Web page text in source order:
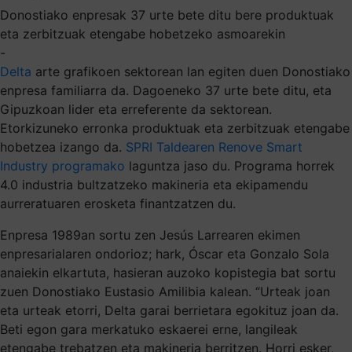
Donostiako enpresak 37 urte bete ditu bere produktuak
eta zerbitzuak etengabe hobetzeko asmoarekin
-
Delta arte grafikoen sektorean lan egiten duen Donostiako
enpresa familiarra da. Dagoeneko 37 urte bete ditu, eta
Gipuzkoan lider eta erreferente da sektorean.
Etorkizuneko erronka produktuak eta zerbitzuak etengabe
hobetzea izango da. SPRI Taldearen Renove Smart
Industry programako laguntza jaso du. Programa horrek
4.0 industria bultzatzeko makineria eta ekipamendu
aurreratuaren erosketa finantzatzen du.
Enpresa 1989an sortu zen Jesús Larrearen ekimen
enpresarialaren ondorioz; hark, Óscar eta Gonzalo Sola
anaiekin elkartuta, hasieran auzoko kopistegia bat sortu
zuen Donostiako Eustasio Amilibia kalean. “Urteak joan
eta urteak etorri, Delta garai berrietara egokituz joan da.
Beti egon gara merkatuko eskaerei erne, langileak
etengabe trebatzen eta makineria berritzen. Horri esker,